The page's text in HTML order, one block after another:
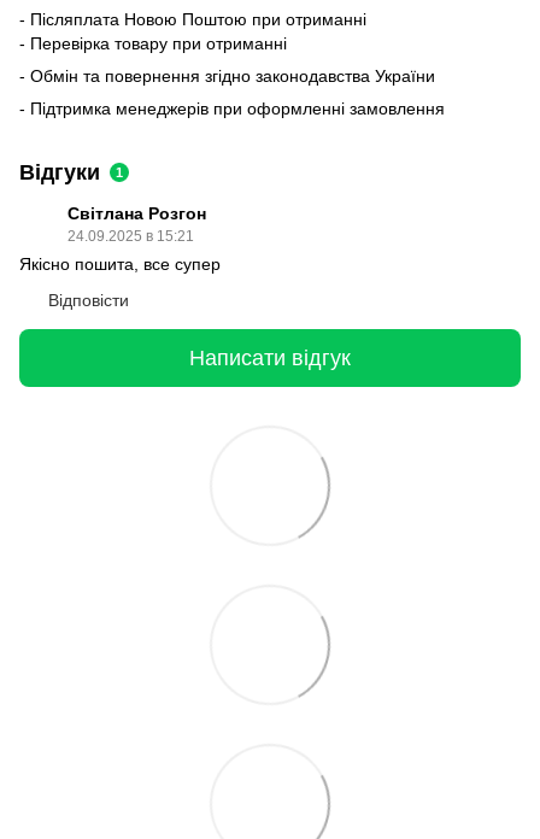
- Післяплата Новою Поштою при отриманні
- Перевірка товару при отриманні
- Обмін та повернення згідно законодавства України
- Підтримка менеджерів при оформленні замовлення
Відгуки 1
Світлана Розгон
24.09.2025 в 15:21
Якісно пошита, все супер
Відповісти
Написати відгук